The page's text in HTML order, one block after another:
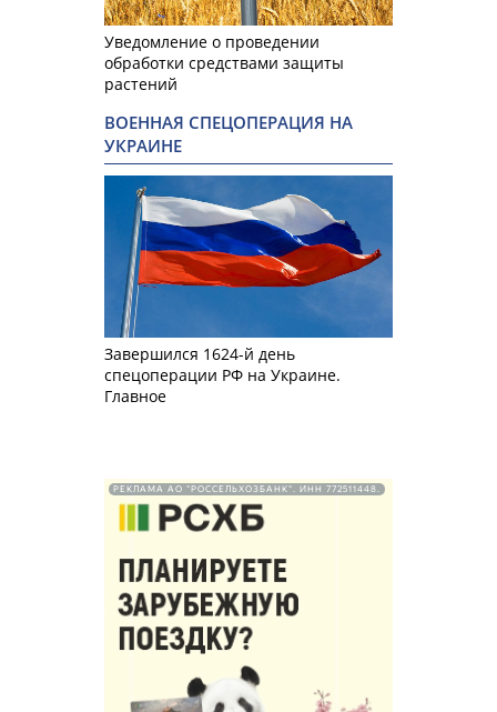
Уведомление о проведении
обработки средствами защиты
растений
ВОЕННАЯ СПЕЦОПЕРАЦИЯ НА
УКРАИНЕ
Завершился 1624-й день
спецоперации РФ на Украине.
Главное
РЕКЛАМА АО "РОССЕЛЬХОЗБАНК". ИНН 772511448.